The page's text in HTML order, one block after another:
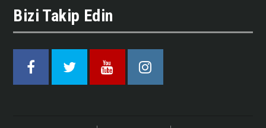
Bizi Takip Edin
Facebook Twitter Youtube Instagram